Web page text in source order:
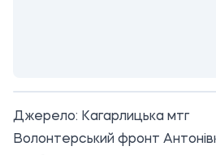
Джерело: Кагарлицька мтг
Волонтерський фронт